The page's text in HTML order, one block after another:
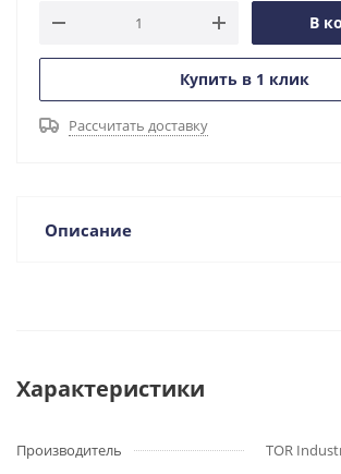
В
Купить в 1 клик
Рассчитать доставку
Описание
Характеристики
Производитель
TOR